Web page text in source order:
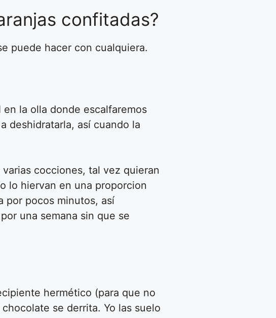
confitadas?
puede hacer con cualquiera.
la olla donde escalfaremos
deshidratarla, así cuando la
cocciones, tal vez quieran
lo hiervan en una proporcion
por pocos minutos, así
una semana sin que se
hermético (para que no
se derrita. Yo las suelo